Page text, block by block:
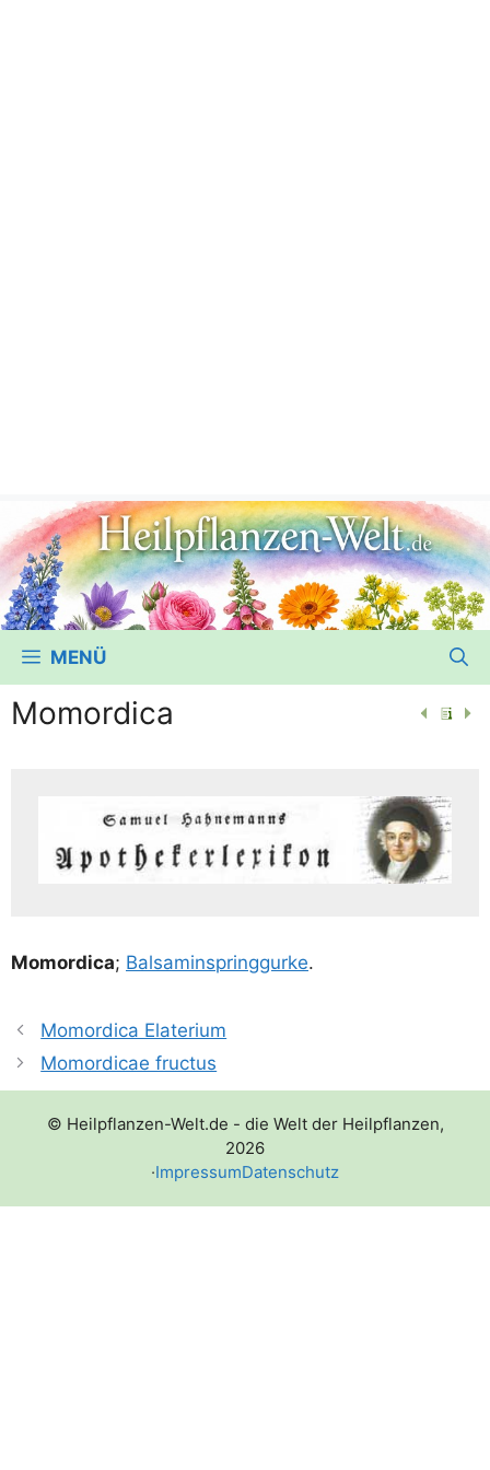
MENÜ
Momordica
Momor­di­ca; Bal­samin­spring­gur­ke.
Momordica Elaterium
Momordicae fructus
© Heilpflanzen-Welt.de - die Welt der Heilpflanzen,
2026
·ImpressumDatenschutz